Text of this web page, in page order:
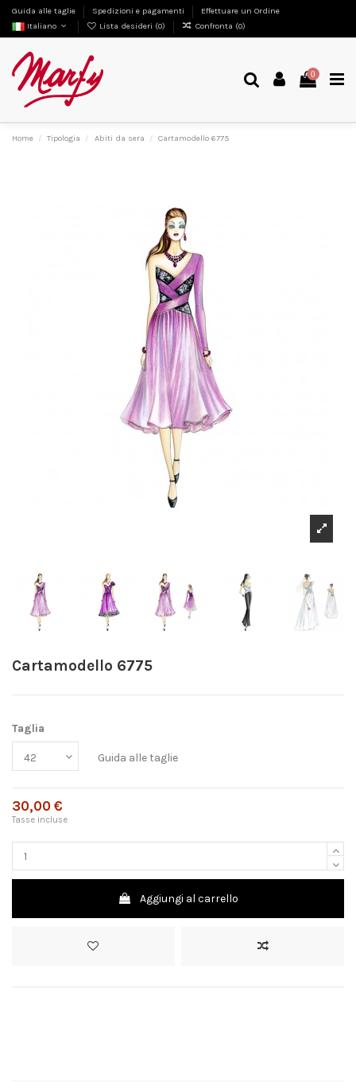
Guida alle taglie Spedizioni e pagamenti
Effettuare un Ordine
Italiano
Lista desideri (0) Confronta (0)
0
Home Tipologia Abiti da sera Cartamodello 6775
Cartamodello 6775
Taglia
Guida alle taglie
30,00 €
Tasse incluse
Aggiungi al carrello